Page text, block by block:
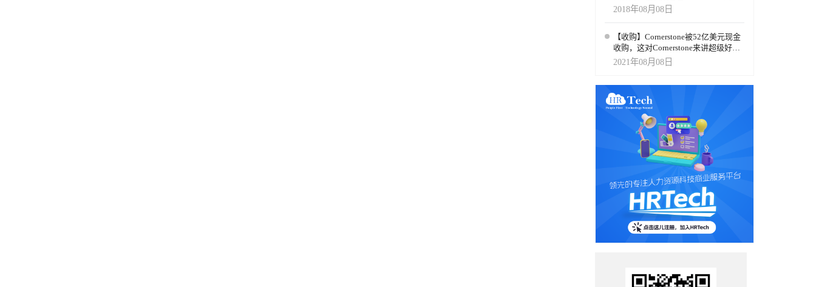
察
2018年08月08日
【收购】Cornerstone被52亿美元现金
收购，这对Cornerstone来讲超级好的
出路。
2021年08月08日